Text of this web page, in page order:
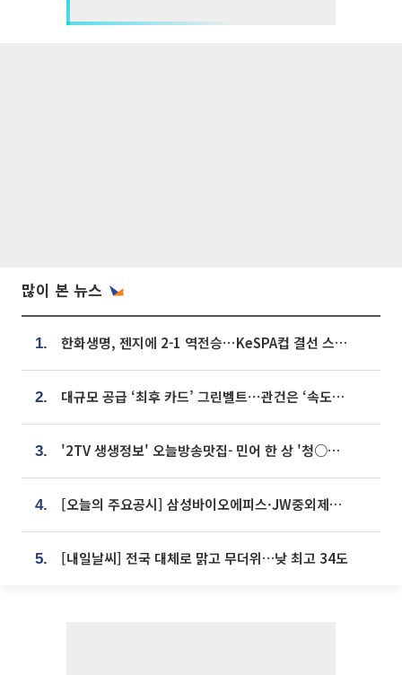
많이 본 뉴스
1. 한화생명, 젠지에 2-1 역전승⋯KeSPA컵 결선 스테이지 2 직행
2. 대규모 공급 ‘최후 카드’ 그린벨트⋯관건은 ‘속도’ [주택공급 승부수의 조건]
3. '2TV 생생정보' 오늘방송맛집- 민어 한 상 '청○○○' vs 전복 한 상 '명○'
4. [오늘의 주요공시] 삼성바이오에피스·JW중외제약·한미반도체·SK바이오사이언스 등
5. [내일날씨] 전국 대체로 맑고 무더위…낮 최고 34도